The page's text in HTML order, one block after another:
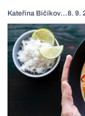
Kateřina Bičíková Harudová8. 9.